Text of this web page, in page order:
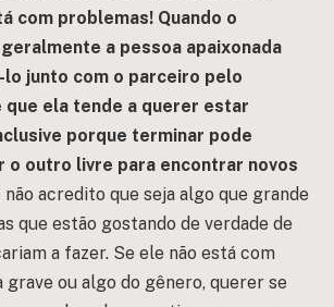
com problemas! Quando o
a pessoa apaixonada
junto com o parceiro pelo
ela tende a querer estar
porque terminar pode
o outro livre para encontrar novos
não acredito que seja algo que grande
que estão gostando de verdade de
a fazer. Se ele não está com
grave ou algo do gênero, querer se